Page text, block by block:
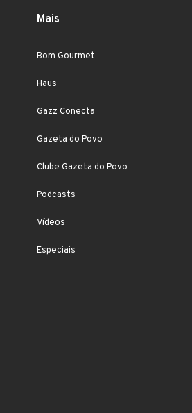
Mais
Bom Gourmet
Haus
Gazz Conecta
Gazeta do Povo
Clube Gazeta do Povo
Podcasts
Vídeos
Especiais